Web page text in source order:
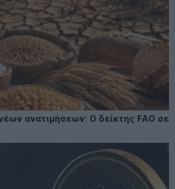
ανατιμήσεων: Ο δείκτης FAO σε